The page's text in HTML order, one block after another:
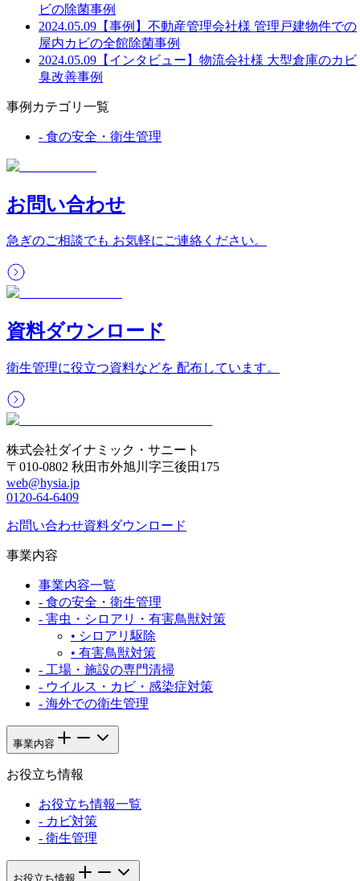
ビの除菌事例
2024.05.09 【事例】不動産管理会社様 管理戸建物件での
屋内カビの全館除菌事例
2024.05.09 【インタビュー】物流会社様 大型倉庫のカビ
臭改善事例
事例カテゴリ一覧
- 食の安全・衛生管理
お問い合わせ
急ぎのご相談でも お気軽にご連絡ください。
資料ダウンロード
衛生管理に役立つ資料などを 配布しています。
株式会社ダイナミック・サニート
〒010-0802 秋田市外旭川字三後田175
web@hysia.jp
0120-64-6409
お問い合わせ資料ダウンロード
事業内容
事業内容一覧
- 食の安全・衛生管理
- 害虫・シロアリ・有害鳥獣対策
• シロアリ駆除
• 有害鳥獣対策
- 工場・施設の専門清掃
- ウイルス・カビ・感染症対策
- 海外での衛生管理
事業内容
お役立ち情報
お役立ち情報一覧
- カビ対策
- 衛生管理
お役立ち情報